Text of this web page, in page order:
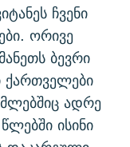
ჩვენი
ორივე
ბევრი
ქართველები
ადრე
ისინი